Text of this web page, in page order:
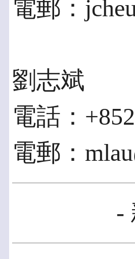
電郵：
劉志斌
電話：
電郵：
-